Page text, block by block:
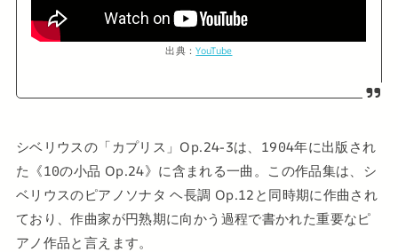
出典：YouTube
シベリウスの「カプリス」Op.24-3は、1904年に出版され
た《10の小品 Op.24》に含まれる一曲。この作品集は、シ
ベリウスのピアノソナタ ヘ長調 Op.12と同時期に作曲され
ており、作曲家が円熟期に向かう過程で書かれた重要なピ
アノ作品と言えます。